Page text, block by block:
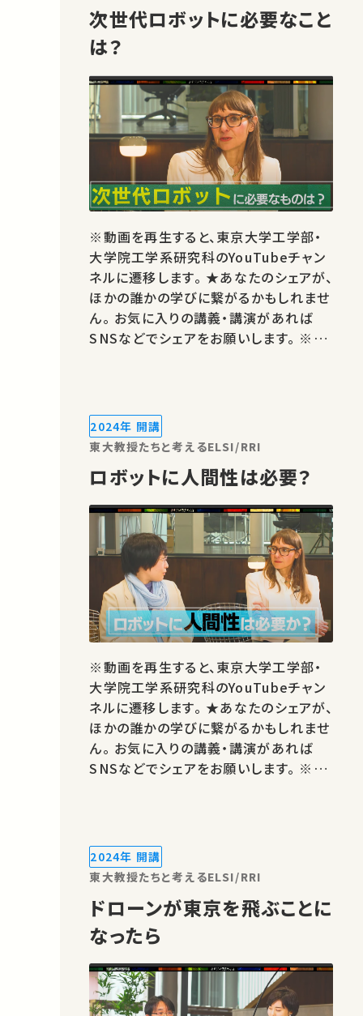
次世代ロボットに必要なこと
は？
※動画を再生すると、東京大学工学部・
大学院工学系研究科のYouTubeチャン
ネルに遷移します。 ★あなたのシェアが、
ほかの誰かの学びに繋がるかもしれませ
ん。 お気に入りの講義・講演があれば
SNSなどでシェアをお願いします。 ※著
2024年 開講
東大教授たちと考えるELSI/RRI
ロボットに人間性は必要？
※動画を再生すると、東京大学工学部・
大学院工学系研究科のYouTubeチャン
ネルに遷移します。 ★あなたのシェアが、
ほかの誰かの学びに繋がるかもしれませ
ん。 お気に入りの講義・講演があれば
SNSなどでシェアをお願いします。 ※著
2024年 開講
東大教授たちと考えるELSI/RRI
ドローンが東京を飛ぶことに
なったら